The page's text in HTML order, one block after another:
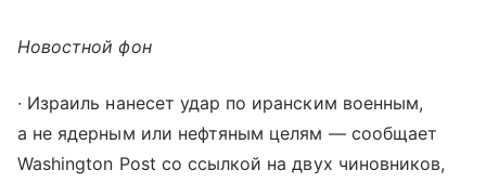
Новостной фон
∙ Израиль нанесет удар по иранским военным,
а не ядерным или нефтяным целям — сообщает
Washington Post со ссылкой на двух чиновников,